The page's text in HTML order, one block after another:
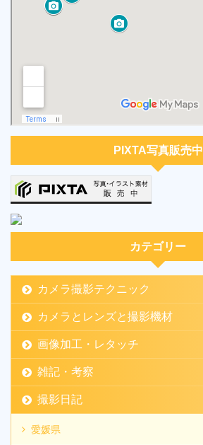
PIXTA写真販売中
カテゴリー
カメラ撮影テクニック
カメラとレンズと撮影機材
画像加工・レタッチ
雑記・考察
撮影日記
愛媛県